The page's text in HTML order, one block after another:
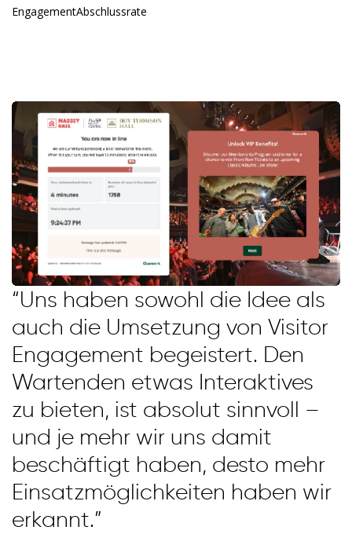
EngagementAbschlussrate
“Uns haben sowohl die Idee als
auch die Umsetzung von Visitor
Engagement begeistert. Den
Wartenden etwas Interaktives
zu bieten, ist absolut sinnvoll –
und je mehr wir uns damit
beschäftigt haben, desto mehr
Einsatzmöglichkeiten haben wir
erkannt.”